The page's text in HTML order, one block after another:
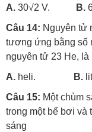
A. 30√2 V. B.
Câu 14: Nguyên tử
tương ứng bằng số
nguyên tử 23 He,
A. heli. B.
Câu 15: Một chùm
trong một bể bơi và
sáng